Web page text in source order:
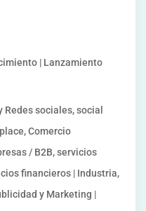
| Lanzamiento
sociales, social
Comercio
/ B2B, servicios
financieros | Industria,
y Marketing |